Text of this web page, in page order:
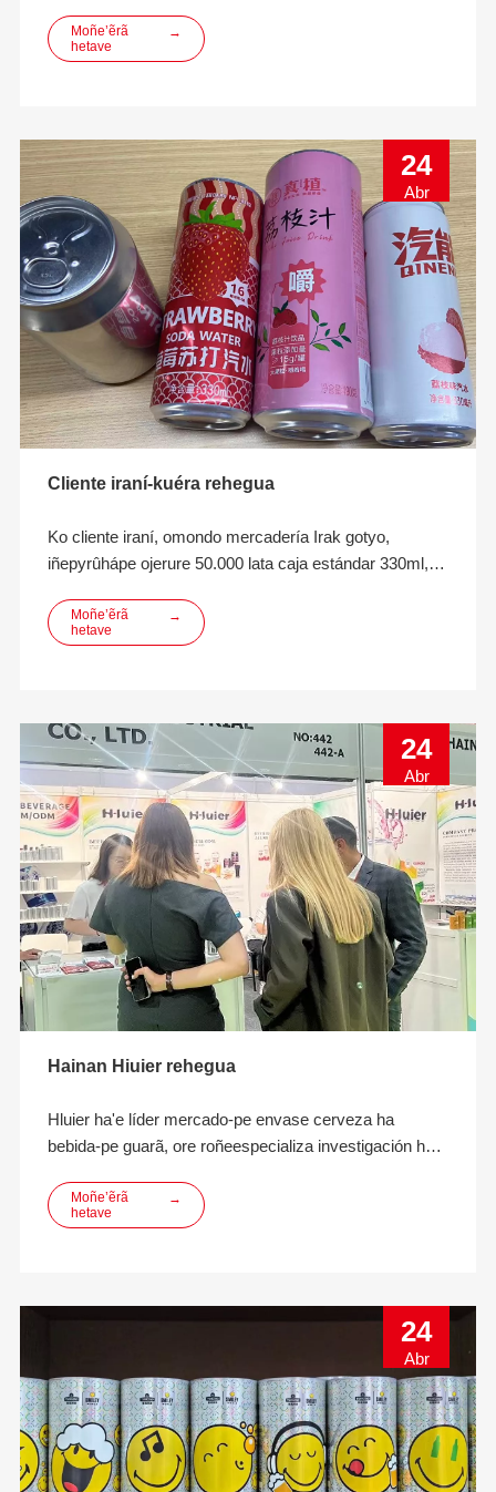
soluciones envasado bebida ECO-amigable.
Moñe’ẽrã
hetave
→
24
Abr
Cliente iraní-kuéra rehegua
Ko cliente iraní, omondo mercadería Irak gotyo,
iñepyrûhápe ojerure 50.000 lata caja estándar 330ml,
consulta, ore compañero de negocios oñepyrû oordena
cotización, oimehápe costo caja ha tembiapo manual,
Moñe’ẽrã
hetave
→
24
Abr
Hainan Hiuier rehegua
Hluier ha'e líder mercado-pe envase cerveza ha
bebida-pe guarã, ore roñeespecializa investigación ha
soluciones envasado bebida ECO-amigable.
Moñe’ẽrã
hetave
→
24
Abr